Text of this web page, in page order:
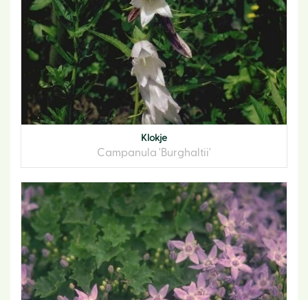
Klokje
Campanula 'Burghaltii'